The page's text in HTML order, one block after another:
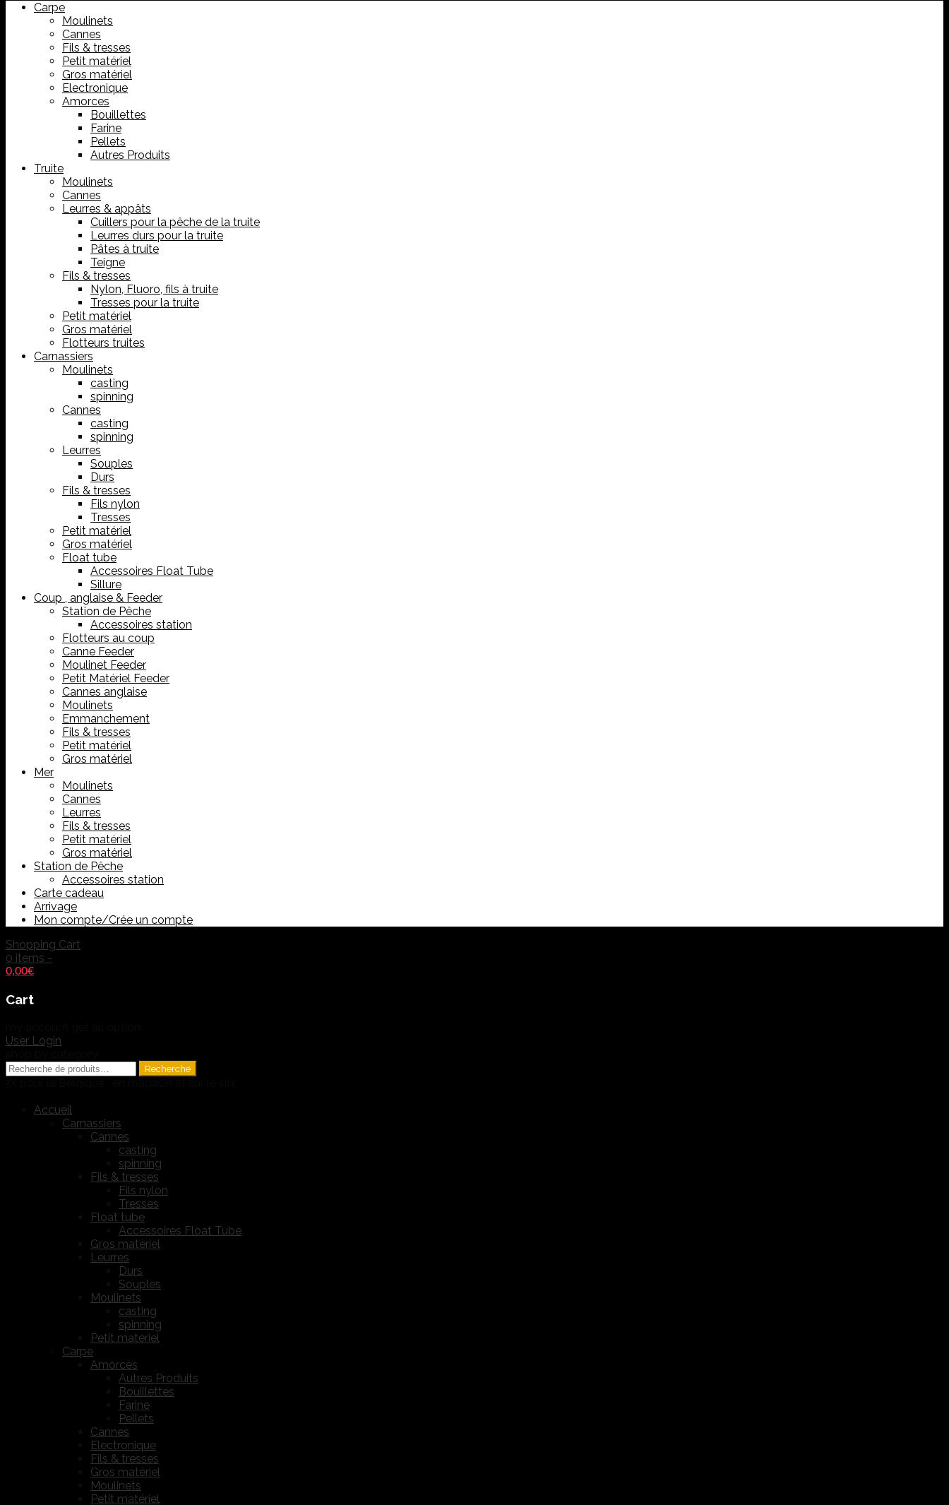
Carpe
Moulinets
Cannes
Fils & tresses
Petit matériel
Gros matériel
Electronique
Amorces
Bouillettes
Farine
Pellets
Autres Produits
Truite
Moulinets
Cannes
Leurres & appâts
Cuillers pour la pêche de la truite
Leurres durs pour la truite
Pâtes à truite
Teigne
Fils & tresses
Nylon, Fluoro, fils à truite
Tresses pour la truite
Petit matériel
Gros matériel
Flotteurs truites
Carnassiers
Moulinets
casting
spinning
Cannes
casting
spinning
Leurres
Souples
Durs
Fils & tresses
Fils nylon
Tresses
Petit matériel
Gros matériel
Float tube
Accessoires Float Tube
Sillure
Coup , anglaise & Feeder
Station de Pêche
Accessoires station
Flotteurs au coup
Canne Feeder
Moulinet Feeder
Petit Matériel Feeder
Cannes anglaise
Moulinets
Emmanchement
Fils & tresses
Petit matériel
Gros matériel
Mer
Moulinets
Cannes
Leurres
Fils & tresses
Petit matériel
Gros matériel
Station de Pêche
Accessoires station
Carte cadeau
Arrivage
Mon compte/Crée un compte
Shopping Cart
0 items -
0,00€
Cart
User Login
Recherche
pour :
Recherche
Accueil
Carnassiers
Cannes
casting
spinning
Fils & tresses
Fils nylon
Tresses
Float tube
Accessoires Float Tube
Gros matériel
Leurres
Durs
Souples
Moulinets
casting
spinning
Petit matériel
Carpe
Amorces
Autres Produits
Bouillettes
Farine
Pellets
Cannes
Electronique
Fils & tresses
Gros matériel
Moulinets
Petit matériel